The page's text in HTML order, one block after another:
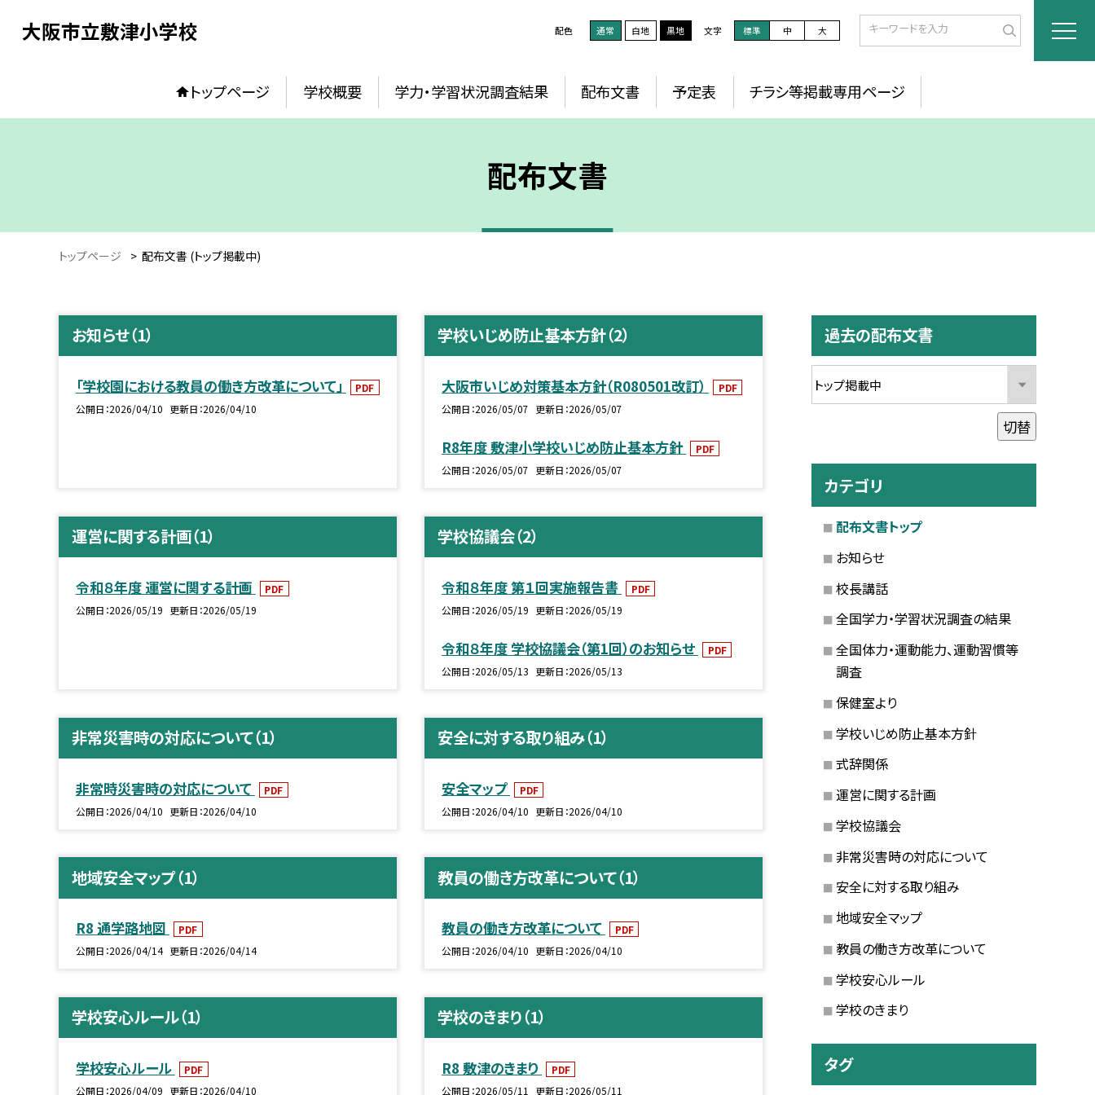
大阪市立敷津小学校 配色 通常 白地 黒地 文字 標準 中 大
トップページ 学校概要 学力・学習状況調査結果 配布文書 予定表 チラシ等掲載専用ページ
配布文書
トップページ > 配布文書 (トップ掲載中)
お知らせ（1）
「学校園における教員の働き方改革について」
PDF
公開日 2026/04/10 更新日 2026/04/10
学校いじめ防止基本方針（2）
大阪市いじめ対策基本方針（R080501改訂）
PDF
公開日 2026/05/07 更新日 2026/05/07
R8年度 敷津小学校いじめ防止基本方針
PDF
公開日 2026/05/07 更新日 2026/05/07
運営に関する計画（1）
令和８年度 運営に関する計画
PDF
公開日 2026/05/19 更新日 2026/05/19
学校協議会（2）
令和８年度 第１回実施報告書
PDF
公開日 2026/05/19 更新日 2026/05/19
令和８年度 学校協議会（第1回）のお知らせ
PDF
公開日 2026/05/13 更新日 2026/05/13
非常災害時の対応について（1）
非常時災害時の対応について
PDF
公開日 2026/04/10 更新日 2026/04/10
安全に対する取り組み（1）
安全マップ
PDF
公開日 2026/04/10 更新日 2026/04/10
地域安全マップ（1）
R8 通学路地図
PDF
公開日 2026/04/14 更新日 2026/04/14
教員の働き方改革について（1）
教員の働き方改革について
PDF
公開日 2026/04/10 更新日 2026/04/10
学校安心ルール（1）
学校安心ルール
PDF
公開日 2026/04/09 更新日 2026/04/10
学校のきまり（1）
R8 敷津のきまり
PDF
公開日 2026/05/11 更新日 2026/05/11
過去の配布文書
切替
カテゴリ
配布文書トップ
お知らせ
校長講話
全国学力・学習状況調査の結果
全国体力・運動能力、運動習慣等
調査
保健室より
学校いじめ防止基本方針
式辞関係
運営に関する計画
学校協議会
非常災害時の対応について
安全に対する取り組み
地域安全マップ
教員の働き方改革について
学校安心ルール
学校のきまり
タグ